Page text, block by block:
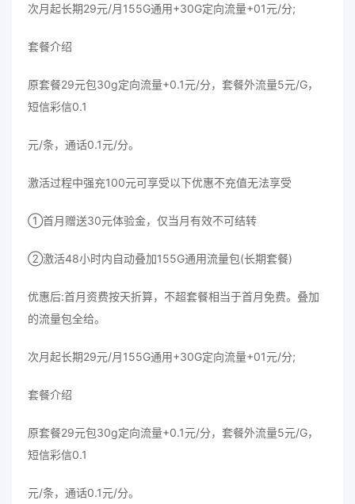
次月起长期29元/月155G通用+30G定向流量+01元/分;
套餐介绍
原套餐29元包30g定向流量+0.1元/分，套餐外流量5元/G，
短信彩信0.1
元/条，通话0.1元/分。
激活过程中强充100元可享受以下优惠不充值无法享受
①首月赠送30元体验金，仅当月有效不可结转
②激活48小时内自动叠加155G通用流量包(长期套餐)
优惠后:首月资费按天折算，不超套餐相当于首月免费。叠加
的流量包全给。
次月起长期29元/月155G通用+30G定向流量+01元/分;
套餐介绍
原套餐29元包30g定向流量+0.1元/分，套餐外流量5元/G，
短信彩信0.1
元/条，通话0.1元/分。